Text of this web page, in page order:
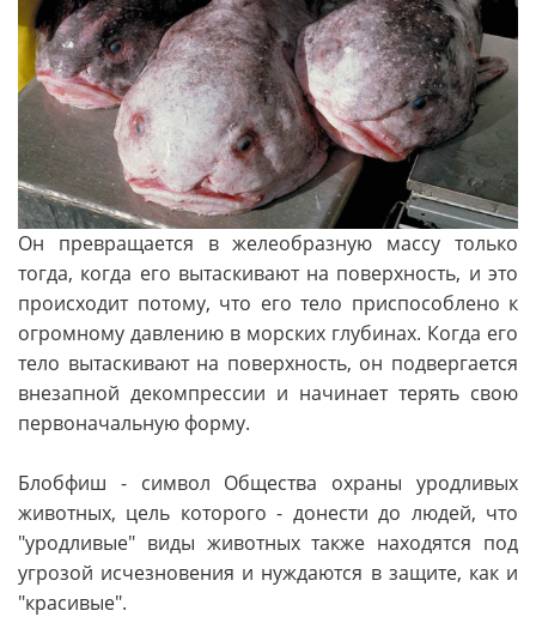
Он превращается в желеобразную массу только
тогда, когда его вытаскивают на поверхность, и это
происходит потому, что его тело приспособлено к
огромному давлению в морских глубинах. Когда его
тело вытаскивают на поверхность, он подвергается
внезапной декомпрессии и начинает терять свою
первоначальную форму.
Блобфиш - символ Общества охраны уродливых
животных, цель которого - донести до людей, что
"уродливые" виды животных также находятся под
угрозой исчезновения и нуждаются в защите, как и
"красивые".